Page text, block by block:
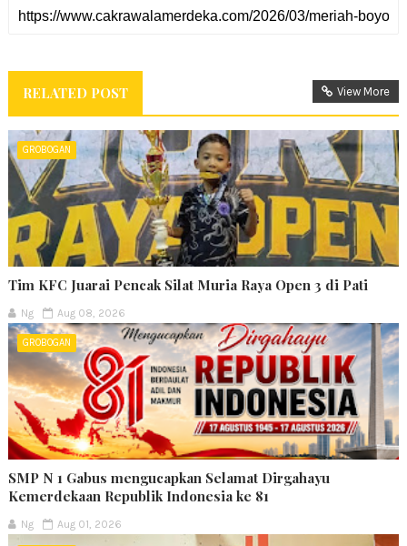
RELATED POST View More
GROBOGAN
Tim KFC Juarai Pencak Silat Muria Raya Open 3 di Pati
Ng Aug 08, 2026
GROBOGAN
SMP N 1 Gabus mengucapkan Selamat Dirgahayu
Kemerdekaan Republik Indonesia ke 81
Ng Aug 01, 2026